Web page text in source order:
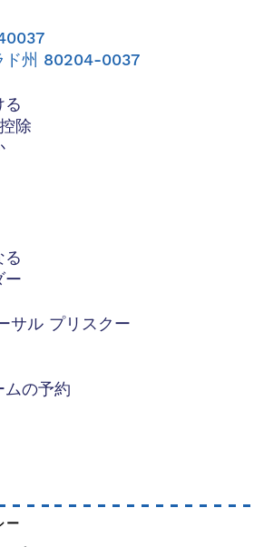
ド州 80204-0037
る
除
る
ー
サル プリスクー
ムの予約
ー